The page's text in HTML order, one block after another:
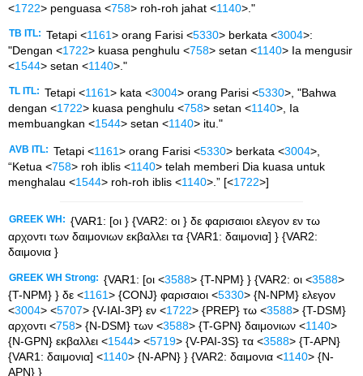
<1722> penguasa <758> roh-roh jahat <1140>."
TB ITL: Tetapi <1161> orang Farisi <5330> berkata <3004>:
"Dengan <1722> kuasa penghulu <758> setan <1140> Ia mengusir
<1544> setan <1140>."
TL ITL: Tetapi <1161> kata <3004> orang Parisi <5330>, "Bahwa
dengan <1722> kuasa penghulu <758> setan <1140>, Ia
membuangkan <1544> setan <1140> itu."
AVB ITL: Tetapi <1161> orang Farisi <5330> berkata <3004>,
“Ketua <758> roh iblis <1140> telah memberi Dia kuasa untuk
menghalau <1544> roh-roh iblis <1140>.” [<1722>]
GREEK WH: {VAR1: [οι } {VAR2: οι } δε φαρισαιοι ελεγον εν τω
αρχοντι των δαιμονιων εκβαλλει τα {VAR1: δαιμονια] } {VAR2:
δαιμονια }
GREEK WH Strong: {VAR1: [οι <3588> {T-NPM} } {VAR2: οι <3588>
{T-NPM} } δε <1161> {CONJ} φαρισαιοι <5330> {N-NPM} ελεγον
<3004> <5707> {V-IAI-3P} εν <1722> {PREP} τω <3588> {T-DSM}
αρχοντι <758> {N-DSM} των <3588> {T-GPN} δαιμονιων <1140>
{N-GPN} εκβαλλει <1544> <5719> {V-PAI-3S} τα <3588> {T-APN}
{VAR1: δαιμονια] <1140> {N-APN} } {VAR2: δαιμονια <1140> {N-
APN} }